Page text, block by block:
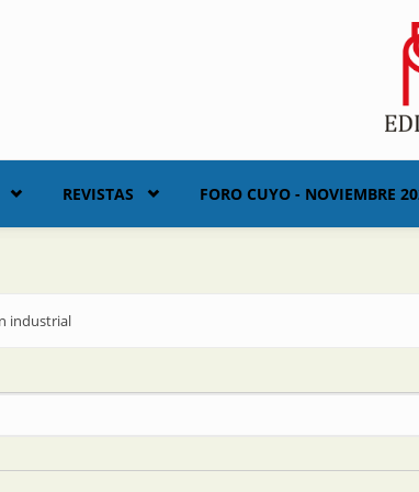
REVISTAS FORO CUYO - NOVIEMBRE
industrial